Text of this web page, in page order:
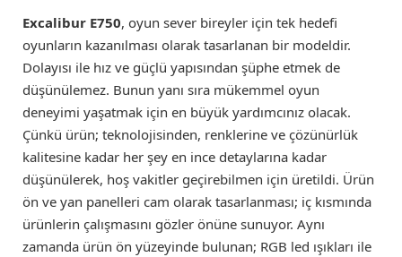
Excalibur E750, oyun sever bireyler için tek hedefi
oyunların kazanılması olarak tasarlanan bir modeldir.
Dolayısı ile hız ve güçlü yapısından şüphe etmek de
düşünülemez. Bunun yanı sıra mükemmel oyun
deneyimi yaşatmak için en büyük yardımcınız olacak.
Çünkü ürün; teknolojisinden, renklerine ve çözünürlük
kalitesine kadar her şey en ince detaylarına kadar
düşünülerek, hoş vakitler geçirebilmen için üretildi. Ürün
ön ve yan panelleri cam olarak tasarlanması; iç kısmında
ürünlerin çalışmasını gözler önüne sunuyor. Aynı
zamanda ürün ön yüzeyinde bulunan; RGB led ışıkları ile